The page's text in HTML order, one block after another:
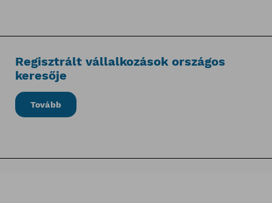
Regisztrált vállalkozások országos
keresője
Tovább